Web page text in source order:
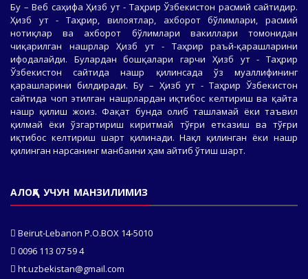
Бу – Веб саҳифа Ҳизб ут - Таҳрир Ўзбекистон расмий сайтидир.
Ҳизб ут - Таҳрир, вилоятлар, ахборот бўлимлари, расмий
нотиқлар ва ахборот бўлимлари вакиллари томонидан
чиқарилган нашрлар Ҳизб ут - Таҳрир раъй-қарашларини
ифодалайди. Булардан бошқалари гарчи Ҳизб ут - Таҳрир
Ўзбекистон сайтида нашр қилинсада ўз муаллифининг
қарашларини билдиради. Бу – Ҳизб ут - Таҳрир Ўзбекистон
сайтида чоп этилган нашрлардан иқтибос келтириш ва қайта
нашр қилиш жоиз. Фақат бунда олиб ташламай ёки таъвил
қилмай ёки ўзгартириш киритмай тўғри етказиш ва тўғри
иқтибос келтириш шарт қилинади. Нақл қилинган ёки нашр
қилинган нарсанинг манбаини ҳам айтиб ўтиш шарт.
АЛОҚА УЧУН МАНЗИЛИМИЗ
Beirut-Lebanon P.O.BOX 14-5010
0096 113 07 59 4
ht.uzbekistan@gmail.com